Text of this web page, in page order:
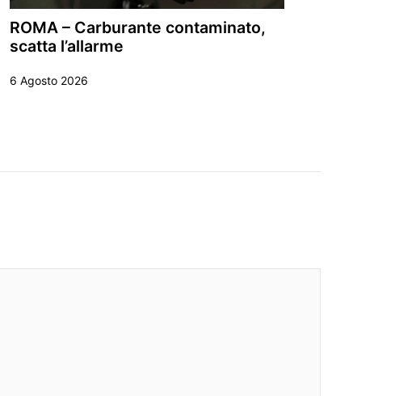
ROMA – Carburante contaminato,
scatta l’allarme
6 Agosto 2026